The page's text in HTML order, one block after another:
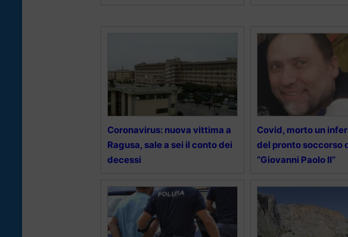
Coronavirus: nuova vittima a
Ragusa, sale a sei il conto dei
decessi
Covid, morto un
del pronto soccorso
“Giovanni Paolo II”